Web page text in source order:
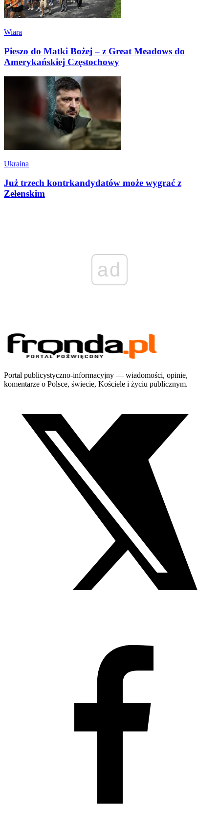
Wiara
Pieszo do Matki Bożej – z Great Meadows do
Amerykańskiej Częstochowy
Ukraina
Już trzech kontrkandydatów może wygrać z
Zełenskim
ad
Portal publicystyczno-informacyjny — wiadomości, opinie,
komentarze o Polsce, świecie, Kościele i życiu publicznym.